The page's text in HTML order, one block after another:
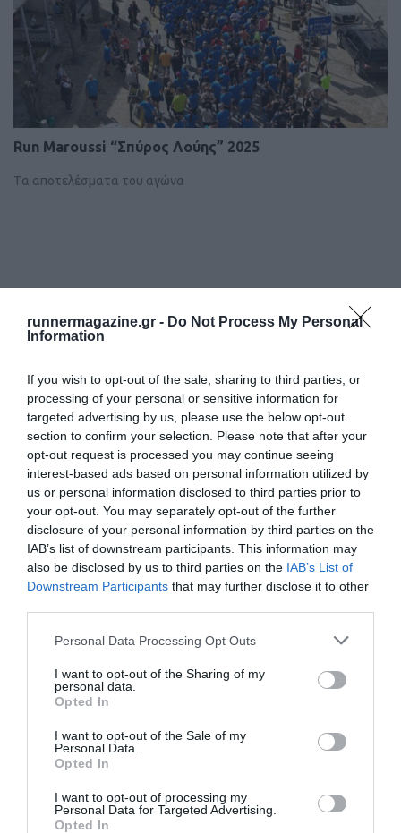
runnermagazine.gr - Do Not Process My Personal
Information
If you wish to opt-out of the sale, sharing to third parties, or
processing of your personal or sensitive information for
targeted advertising by us, please use the below opt-out
section to confirm your selection. Please note that after your
opt-out request is processed you may continue seeing
interest-based ads based on personal information utilized by
us or personal information disclosed to third parties prior to
your opt-out. You may separately opt-out of the further
disclosure of your personal information by third parties on the
IAB’s list of downstream participants. This information may
also be disclosed by us to third parties on the IAB’s List of
Downstream Participants that may further disclose it to other
Personal Data Processing Opt Outs
I want to opt-out of the Sharing of my
personal data.
Opted In
I want to opt-out of the Sale of my
Personal Data.
Opted In
I want to opt-out of processing my
Personal Data for Targeted Advertising.
Opted In
Run Μaroussi “Σπύρος Λούης” 2025
Tα αποτελέσματα του αγώνα